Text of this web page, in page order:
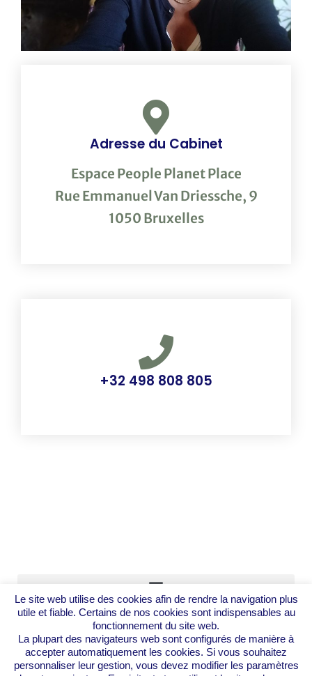
Adresse du Cabinet
Espace People Planet Place
Rue Emmanuel Van Driessche, 9
1050 Bruxelles
+32 498 808 805
Mentions légales
Mon Compte
Le site web utilise des cookies afin de rendre la navigation plus
utile et fiable. Certains de nos cookies sont indispensables au
fonctionnement du site web.
La plupart des navigateurs web sont configurés de manière à
accepter automatiquement les cookies. Si vous souhaitez
personnaliser leur gestion, vous devez modifier les paramètres